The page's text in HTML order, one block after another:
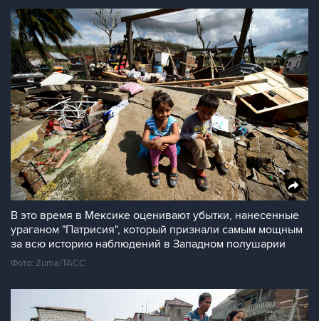
В это время в Мексике оценивают убытки, нанесенные
ураганом "Патрисия", который признали самым мощным
за всю историю наблюдений в Западном полушарии
Фото: Zuma/ТАСС